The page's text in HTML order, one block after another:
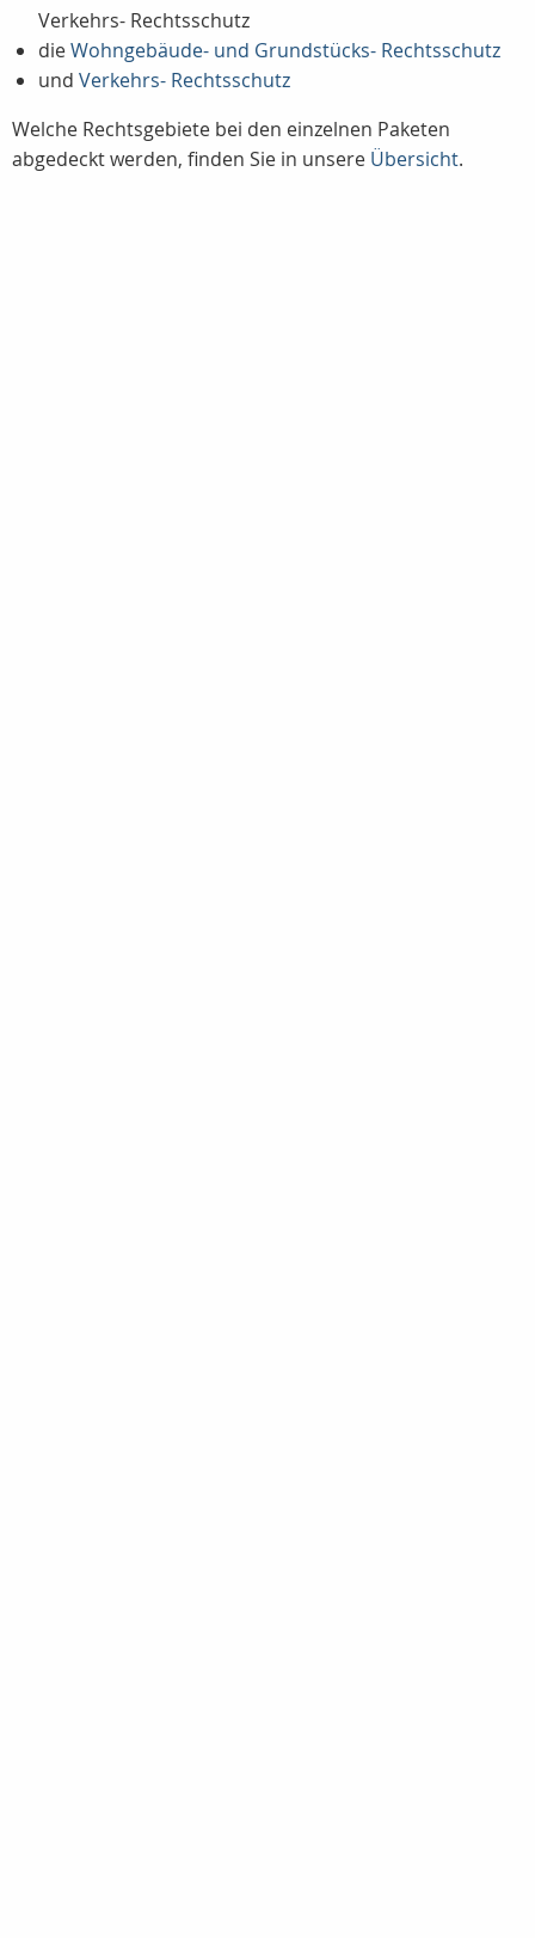
Verkehrs- Rechtsschutz
dieWohngebäude- und Grundstücks- Rechtsschutz
und Verkehrs- Rechtsschutz
Welche Rechtsgebiete bei den einzelnen Paketen
abgedeckt werden, finden Sie in unsere Übersicht.